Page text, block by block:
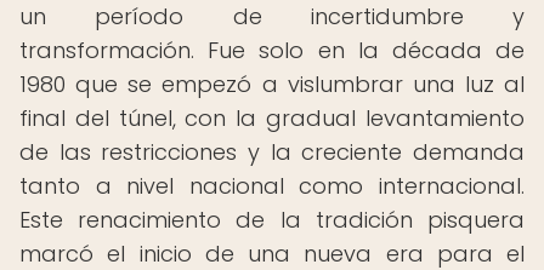
un período de incertidumbre y
transformación. Fue solo en la década de
1980 que se empezó a vislumbrar una luz al
final del túnel, con la gradual levantamiento
de las restricciones y la creciente demanda
tanto a nivel nacional como internacional.
Este renacimiento de la tradición pisquera
marcó el inicio de una nueva era para el